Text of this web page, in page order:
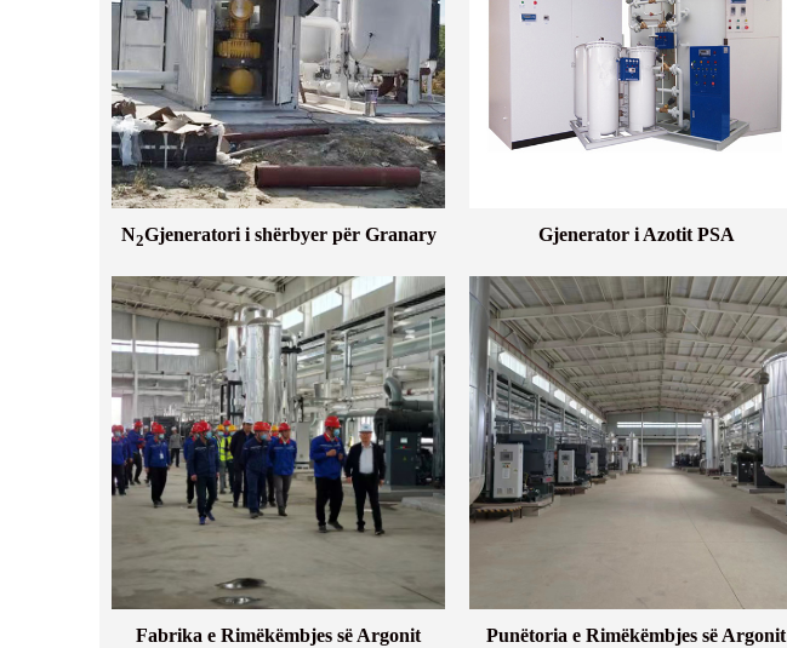
N2Gjeneratori i shërbyer për Granary Gjenerator i Azotit PSA
Fabrika e Rimëkëmbjes së Argonit
Punëtoria e Rimëkëmbjes së Argonit